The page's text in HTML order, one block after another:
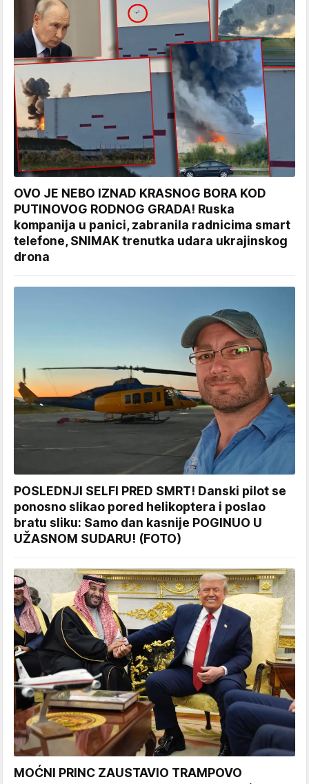
OVO JE NEBO IZNAD KRASNOG BORA KOD
PUTINOVOG RODNOG GRADA! Ruska
kompanija u panici, zabranila radnicima smart
telefone, SNIMAK trenutka udara ukrajinskog
drona
POSLEDNJI SELFI PRED SMRT! Danski pilot se
ponosno slikao pored helikoptera i poslao
bratu sliku: Samo dan kasnije POGINUO U
UŽASNOM SUDARU! (FOTO)
MOĆNI PRINC ZAUSTAVIO TRAMPOVO